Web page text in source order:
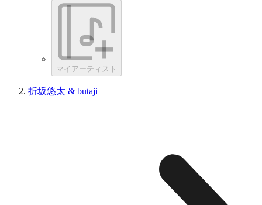
マイアーティスト
折坂悠太 & butaji